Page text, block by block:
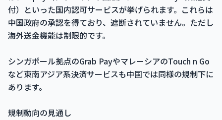
付）といった国内認可サービスが挙げられます。これらは
中国政府の承認を得ており、遮断されていません。ただし
海外送金機能は制限的です。
シンガポール拠点のGrab PayやマレーシアのTouch n Go
など東南アジア系決済サービスも中国では同様の規制下に
あります。
規制動向の見通し